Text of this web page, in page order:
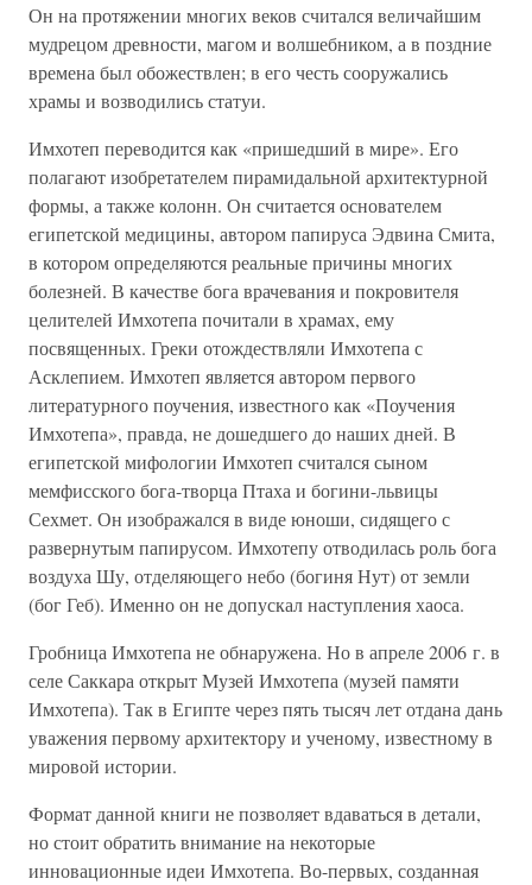
Он на протяжении многих веков считался величайшим
мудрецом древности, магом и волшебником, а в поздние
времена был обожествлен; в его честь сооружались
храмы и возводились статуи.
Имхотеп переводится как «пришедший в мире». Его
полагают изобретателем пирамидальной архитектурной
формы, а также колонн. Он считается основателем
египетской медицины, автором папируса Эдвина Смита,
в котором определяются реальные причины многих
болезней. В качестве бога врачевания и покровителя
целителей Имхотепа почитали в храмах, ему
посвященных. Греки отождествляли Имхотепа с
Асклепием. Имхотеп является автором первого
литературного поучения, известного как «Поучения
Имхотепа», правда, не дошедшего до наших дней. В
египетской мифологии Имхотеп считался сыном
мемфисского бога-творца Птаха и богини-львицы
Сехмет. Он изображался в виде юноши, сидящего с
развернутым папирусом. Имхотепу отводилась роль бога
воздуха Шу, отделяющего небо (богиня Нут) от земли
(бог Геб). Именно он не допускал наступления хаоса.
Гробница Имхотепа не обнаружена. Но в апреле 2006 г. в
селе Саккара открыт Музей Имхотепа (музей памяти
Имхотепа). Так в Египте через пять тысяч лет отдана дань
уважения первому архитектору и ученому, известному в
мировой истории.
Формат данной книги не позволяет вдаваться в детали,
но стоит обратить внимание на некоторые
инновационные идеи Имхотепа. Во-первых, созданная